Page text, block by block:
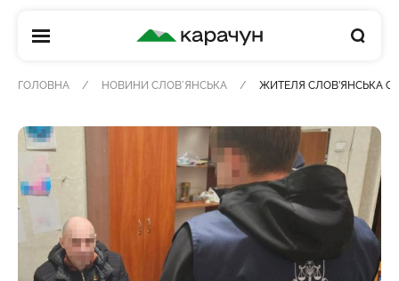
КАРАЧУН
ГОЛОВНА НОВИНИ СЛОВʼЯНСЬКА ЖИТЕЛЯ СЛОВ’ЯНСЬКА